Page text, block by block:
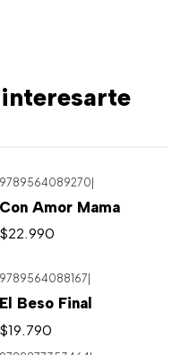
9789564089270
Con Amor Mama
$22.990
9789564088167
El Beso Final
$19.790